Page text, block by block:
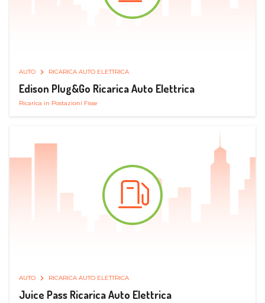
AUTO RICARICA AUTO ELETTRICA
Edison Plug&Go Ricarica Auto Elettrica
Ricarica in Postazioni Fisse
AUTO RICARICA AUTO ELETTRICA
Juice Pass Ricarica Auto Elettrica